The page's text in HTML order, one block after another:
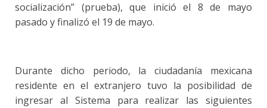
socialización” (prueba), que inició el 8 de mayo
pasado y finalizó el 19 de mayo.
Durante dicho periodo, la ciudadanía mexicana
residente en el extranjero tuvo la posibilidad de
ingresar al Sistema para realizar las siguientes